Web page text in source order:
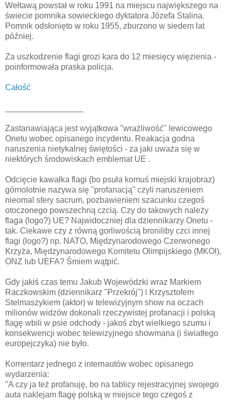
Wełtawą powstał w roku 1991 na miejscu największego na
świecie pomnika sowieckiego dyktatora Józefa Stalina.
Pomnik odsłonięto w roku 1955, zburzono w siedem lat
później.
Za uszkodzenie flagi grozi kara do 12 miesięcy więzienia -
poinformowała praska policja.
Całość
Zastanawiająca jest wyjątkowa "wrażliwość" lewicowego
Onetu wobec opisanego incydentu. Reakacja godna
naruszenia nietykalnej świętości - za jaki uważa się w
niektórych środowiskach emblemat UE .
Odcięcie kawałka flagi (bo psuła komuś miejski krajobraz)
górnolotnie nazywa się "profanacją" czyli naruszeniem
nieomal sfery sacrum, pozbawieniem szacunku czegoś
otoczonego powszechną czcią. Czy do takowych należy
flaga (logo?) UE? Najwidoczniej dla dziennikarzy Onetu -
tak. Ciekawe czy z równą gorliwością broniliby czci innej
flagi (logo?) np. NATO, Międzynarodowego Czerwonego
Krzyża, Międzynarodowego Komitetu Olimpijskiego (MKOl),
ONZ lub UEFA? Śmiem wątpić.
Gdy jakiś czas temu Jakub Wojewódzki wraz Markiem
Raczkowskim (dziennikarz "Przekrój") i Krzysztofem
Stelmaszykiem (aktor) w telewizyjnym show na oczach
milionów widzów dokonali rzeczywistej profanacji i polską
flagę wbili w psie odchody - jakoś zbyt wielkiego szumu i
konsekwencji wobec telewizyjnego showmana (i światłego
europejczyka) nie było.
Komentarz jednego z internautów wobec opisanego
wydarzenia:
"A czy ja też profanuję, bo na tablicy rejestracyjnej swojego
auta naklejam flagę polską w miejsce tego czegoś z